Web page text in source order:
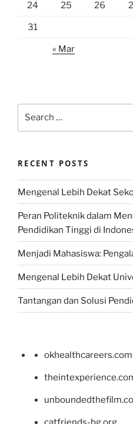
24 25 26
31
« Mar
RECENT POSTS
Mengenal Lebih Dekat
Peran Politeknik dalam
Pendidikan Tinggi di
Menjadi Mahasiswa:
Mengenal Lebih Dekat
Tantangan dan Solusi
okhealthcareers.com